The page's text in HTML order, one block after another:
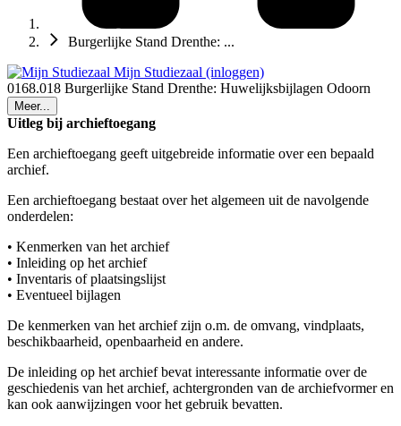
Burgerlijke Stand Drenthe: ...
Mijn Studiezaal (inloggen)
0168.018 Burgerlijke Stand Drenthe: Huwelijksbijlagen Odoorn
Meer...
Uitleg bij archieftoegang
Een archieftoegang geeft uitgebreide informatie over een bepaald
archief.
Een archieftoegang bestaat over het algemeen uit de navolgende
onderdelen:
• Kenmerken van het archief
• Inleiding op het archief
• Inventaris of plaatsingslijst
• Eventueel bijlagen
De kenmerken van het archief zijn o.m. de omvang, vindplaats,
beschikbaarheid, openbaarheid en andere.
De inleiding op het archief bevat interessante informatie over de
geschiedenis van het archief, achtergronden van de archiefvormer en
kan ook aanwijzingen voor het gebruik bevatten.